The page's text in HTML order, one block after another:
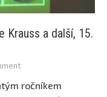
Krauss a další, 15.
ročníkem